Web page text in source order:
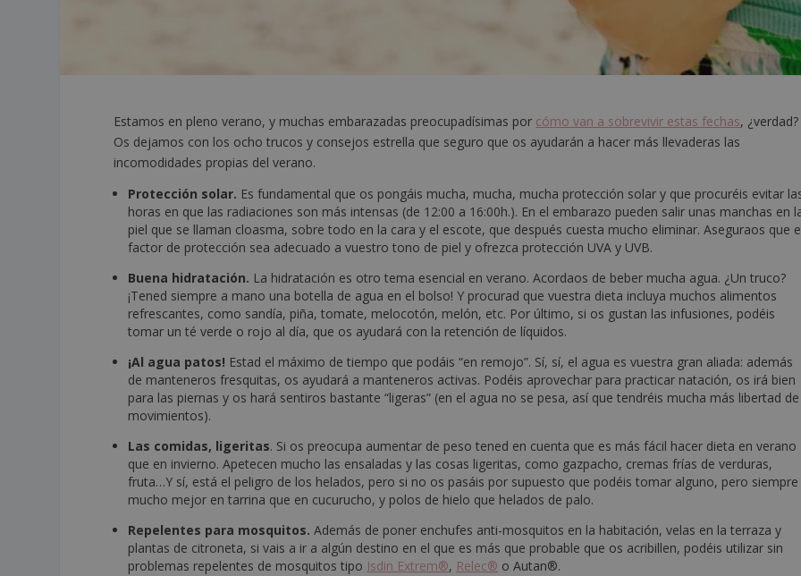
Estamos en pleno verano, y muchas embarazadas preocupadísimas por cómo van a sobrevivir estas fechas, ¿verdad?
Os dejamos con los ocho trucos y consejos estrella que seguro que os ayudarán a hacer más llevaderas las
incomodidades propias del verano.
Protección solar. Es fundamental que os pongáis mucha, mucha, mucha protección solar y que procuréis evitar
horas en que las radiaciones son más intensas (de 12:00 a 16:00h.). En el embarazo pueden salir unas manchas en
piel que se llaman cloasma, sobre todo en la cara y el escote, que después cuesta mucho eliminar. Aseguraos que
factor de protección sea adecuado a vuestro tono de piel y ofrezca protección UVA y UVB.
Buena hidratación. La hidratación es otro tema esencial en verano. Acordaos de beber mucha agua. ¿Un truco?
¡Tened siempre a mano una botella de agua en el bolso! Y procurad que vuestra dieta incluya muchos alimentos
refrescantes, como sandía, piña, tomate, melocotón, melón, etc. Por último, si os gustan las infusiones, podéis
tomar un té verde o rojo al día, que os ayudará con la retención de líquidos.
¡Al agua patos! Estad el máximo de tiempo que podáis “en remojo”. Sí, sí, el agua es vuestra gran aliada: además
de manteneros fresquitas, os ayudará a manteneros activas. Podéis aprovechar para practicar natación, os irá bien
para las piernas y os hará sentiros bastante “ligeras” (en el agua no se pesa, así que tendréis mucha más libertad de
movimientos).
Las comidas, ligeritas. Si os preocupa aumentar de peso tened en cuenta que es más fácil hacer dieta en verano
que en invierno. Apetecen mucho las ensaladas y las cosas ligeritas, como gazpacho, cremas frías de verduras,
fruta…Y sí, está el peligro de los helados, pero si no os pasáis por supuesto que podéis tomar alguno, pero siempre
mucho mejor en tarrina que en cucurucho, y polos de hielo que helados de palo.
Repelentes para mosquitos.Además de poner enchufes anti-mosquitos en la habitación, velas en la terraza y
plantas de citroneta, si vais a ir a algún destino en el que es más que probable que os acribillen, podéis utilizar sin
problemas repelentes de mosquitos tipo Isdin Extrem®, Relec® o Autan®.